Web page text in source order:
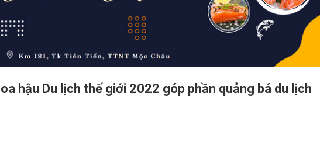
hậu Du lịch thế giới 2022 góp phần quảng bá du lịch